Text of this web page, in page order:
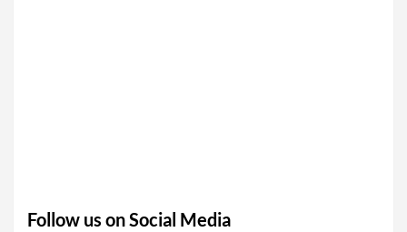
Follow us on Social Media